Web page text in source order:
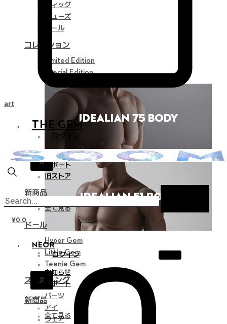
ウィッグ
シューズ
ツール
コレクション
Limited Edition
Special Edition
NEOR
ログイン
X
お知らせ
サポート
新商品
全て見る
THE GEM
ログイン
X
お知らせ
サポート
旧ストア
新商品
全て見る
ドール
Hyper Gem
Little Gem
Teenie Gem
スタイリング
パーツ
アイ
ウェア
¥0 0